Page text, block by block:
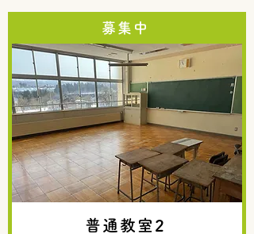
普通教室2
募集中